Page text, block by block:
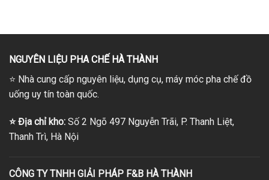
NGUYÊN LIỆU PHA CHẾ HÀ THÀNH
⭐ Nhà cung cấp nguyên liệu, dụng cụ, máy móc pha chế đồ
uống uy tín toàn quốc.
⭐Địa chỉ kho: Số 2 Ngõ 497 Nguyễn Trãi, P. Thanh Liệt,
Thanh Trì, Hà Nội
CÔNG TY TNHH GIẢI PHÁP F&B HÀ THÀNH